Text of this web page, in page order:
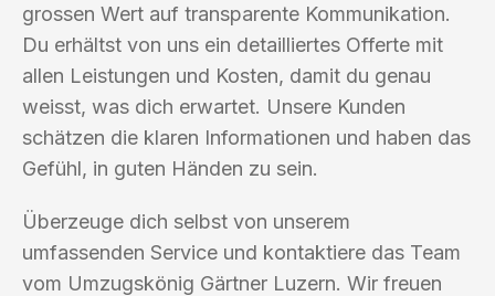
grossen Wert auf transparente Kommunikation.
Du erhältst von uns ein detailliertes Offerte mit
allen Leistungen und Kosten, damit du genau
weisst, was dich erwartet. Unsere Kunden
schätzen die klaren Informationen und haben das
Gefühl, in guten Händen zu sein.
Überzeuge dich selbst von unserem
umfassenden Service und kontaktiere das Team
vom Umzugskönig Gärtner Luzern. Wir freuen